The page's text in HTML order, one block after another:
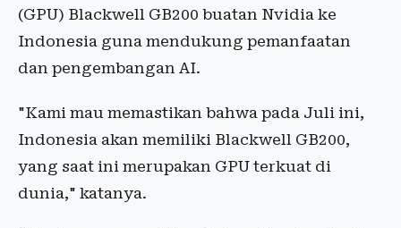
(GPU) Blackwell GB200 buatan Nvidia ke
Indonesia guna mendukung pemanfaatan
dan pengembangan AI.
"Kami mau memastikan bahwa pada Juli ini,
Indonesia akan memiliki Blackwell GB200,
yang saat ini merupakan GPU terkuat di
dunia," katanya.